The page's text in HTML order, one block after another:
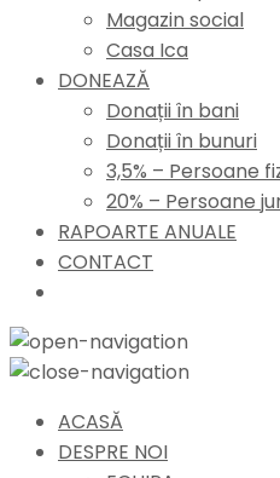
Magazin social
Casa Ica
DONEAZĂ
Donații în bani
Donații în bunuri
3,5% – Persoane
20% – Persoane
RAPOARTE ANUALE
CONTACT
ACASĂ
DESPRE NOI